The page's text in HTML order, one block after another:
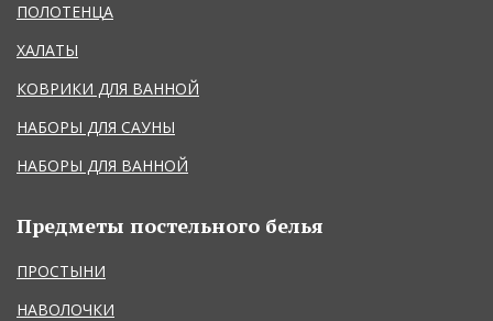
ПОЛОТЕНЦА
ХАЛАТЫ
КОВРИКИ ДЛЯ ВАННОЙ
НАБОРЫ ДЛЯ САУНЫ
НАБОРЫ ДЛЯ ВАННОЙ
Предметы постельного белья
ПРОСТЫНИ
НАВОЛОЧКИ